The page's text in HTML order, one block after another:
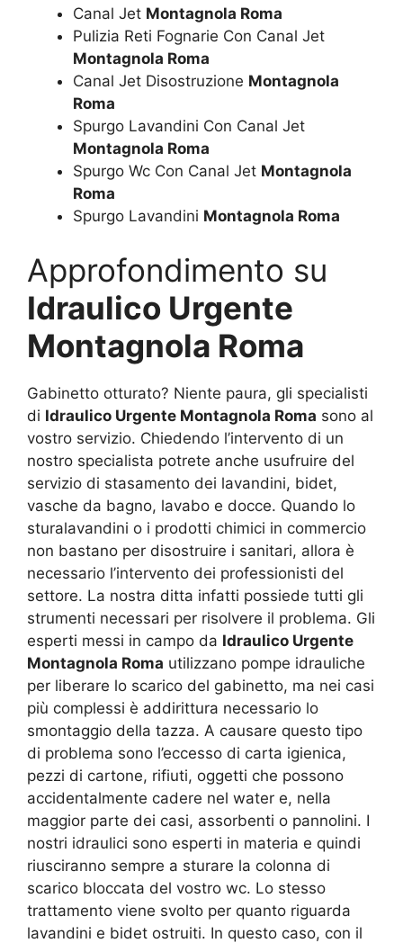
Canal Jet Montagnola Roma
Pulizia Reti Fognarie Con Canal Jet
Montagnola Roma
Canal Jet Disostruzione Montagnola
Roma
Spurgo Lavandini Con Canal Jet
Montagnola Roma
Spurgo Wc Con Canal Jet Montagnola
Roma
Spurgo Lavandini Montagnola Roma
Approfondimento su
Idraulico Urgente
Montagnola Roma
Gabinetto otturato? Niente paura, gli specialisti
di Idraulico Urgente Montagnola Roma sono al
vostro servizio. Chiedendo l’intervento di un
nostro specialista potrete anche usufruire del
servizio di stasamento dei lavandini, bidet,
vasche da bagno, lavabo e docce. Quando lo
sturalavandini o i prodotti chimici in commercio
non bastano per disostruire i sanitari, allora è
necessario l’intervento dei professionisti del
settore. La nostra ditta infatti possiede tutti gli
strumenti necessari per risolvere il problema. Gli
esperti messi in campo da Idraulico Urgente
Montagnola Roma utilizzano pompe idrauliche
per liberare lo scarico del gabinetto, ma nei casi
più complessi è addirittura necessario lo
smontaggio della tazza. A causare questo tipo
di problema sono l’eccesso di carta igienica,
pezzi di cartone, rifiuti, oggetti che possono
accidentalmente cadere nel water e, nella
maggior parte dei casi, assorbenti o pannolini. I
nostri idraulici sono esperti in materia e quindi
riusciranno sempre a sturare la colonna di
scarico bloccata del vostro wc. Lo stesso
trattamento viene svolto per quanto riguarda
lavandini e bidet ostruiti. In questo caso, con il